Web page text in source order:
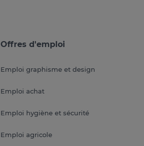
Offres d'emploi
Emploi graphisme et design
Emploi achat
Emploi hygiène et sécurité
Emploi agricole